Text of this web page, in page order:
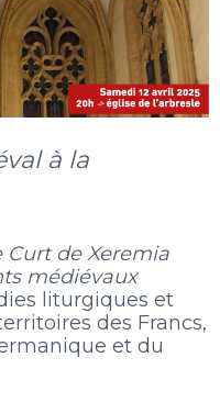
à la
de Xeremia
médiévaux
liturgiques et
des Francs,
et du